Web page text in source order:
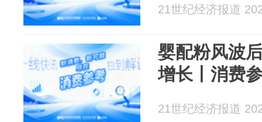
21世纪经济报道
婴配粉风波
增长丨消费
21世纪经济报道